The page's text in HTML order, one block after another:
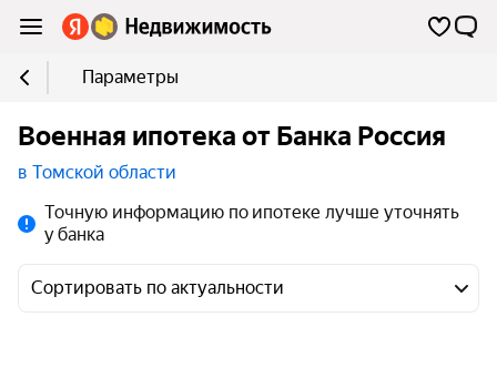
Параметры
Военная ипотека от Банка Россия
в Томской области
Точную информацию по ипотеке лучше уточнять
у банка
Сортировать по актуальности